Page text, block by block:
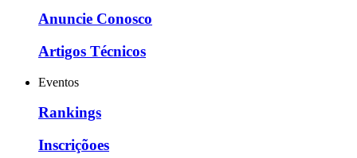
Anuncie Conosco
Artigos Técnicos
Eventos
Rankings
Inscriçõoes